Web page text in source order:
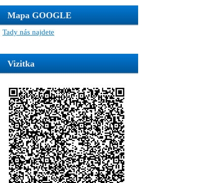
Mapa GOOGLE
Tady nás najdete
Vizitka